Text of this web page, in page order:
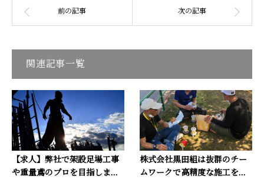
関連記事一覧
【求人】弊社で架設足場工事
や重量鳶のプロを目指しま...
株式会社黒田組は抜群のチー
ムワークで高精度な施工を...